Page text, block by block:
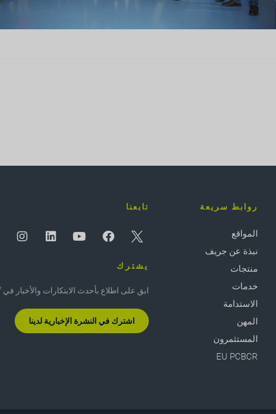
روابط سريعة
المواقع
نبذة عن جريف
منتجات
خدمات
الاستدامة
المهن
المستثمرون
EU PCBCR
تابعنا
يشترك
ابق على اطلاع بأحدث الابتكارات والأخبار في Greif.
اشترك في النشرة الإخبارية لدينا